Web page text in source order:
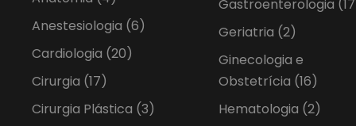
Anestesiologia (6)
Cardiologia (20)
Cirurgia (17)
Cirurgia Plástica (3)
Gastroenterologia
Geriatria (2)
Ginecologia e
Obstetrícia (16)
Hematologia (2)